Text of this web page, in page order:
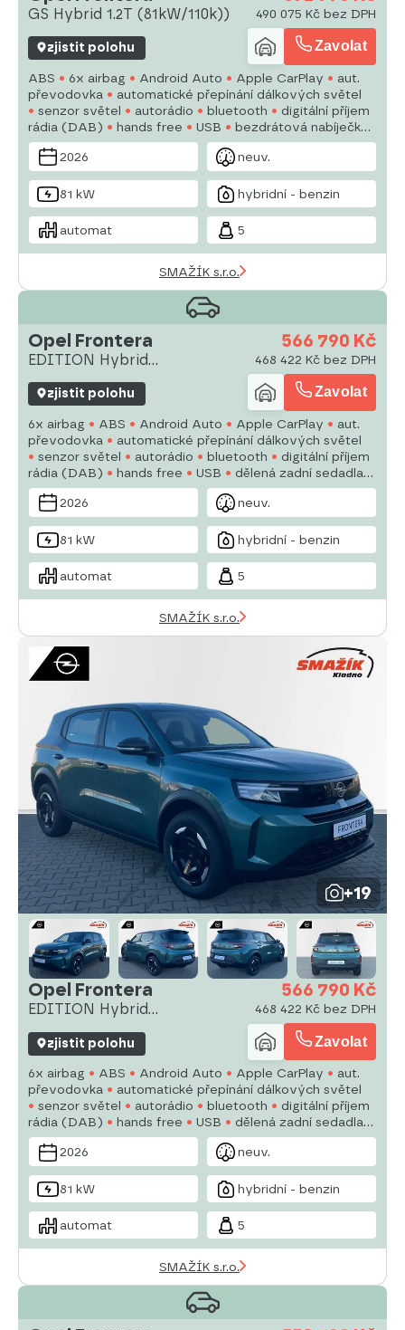
GS Hybrid 1.2T (81kW/110k)) 490 075 Kč bez DPH
zjistit polohu Zavolat
ABS 6x airbag Android Auto Apple CarPlay
aut.
převodovka
automatické přepínání dálkových světel
senzor světel
autorádio bluetooth
digitální příjem
rádia (DAB)
hands free USB
bezdrátová nabíječka
mobilních telefonů
dělená zadní sedadla
denní
svícení2026 neuv.
81 kW hybridní - benzin
automat 5
SMAŽÍK s.r.o.
Opel Frontera
EDITION Hybrid
1.2T(81kW/110k)
566 790 Kč
468 422 Kč bez DPH
zjistit polohu Zavolat
6x airbag ABS Android Auto Apple CarPlay
aut.
převodovka
automatické přepínání dálkových světel
senzor světel
autorádio bluetooth
digitální příjem
rádia (DAB)
hands free USB
dělená zadní sedadla
denní svícení
senzor stěračů
2026
neuv.
81 kW hybridní - benzin
automat 5
SMAŽÍK s.r.o.
+19
Opel Frontera
EDITION Hybrid
566 790 Kč
468 422 Kč bez DPH
zjistit polohu Zavolat
6x airbag ABS Android Auto Apple CarPlay
aut.
převodovka
automatické přepínání dálkových světel
senzor světel
autorádio bluetooth
digitální příjem
rádia (DAB)
hands free USB
dělená zadní sedadla
denní svícení
senzor stěračů
2026
neuv.
81 kW hybridní - benzin
automat 5
SMAŽÍK s.r.o.